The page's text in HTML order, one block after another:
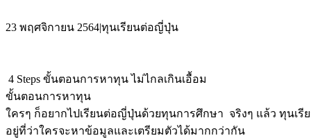
23 พฤศจิกายน 2564|ทุนเรียนต่อญี่ปุ่น
4 Steps ขั้นตอนการหาทุน ไม่ไกลเกินเอื้อม
ขั้นตอนการหาทุน
ใครๆ ก็อยากไปเรียนต่อญี่ปุ่นด้วยทุนการศึกษา จริงๆ แล้ว ทุนเ
อยู่ที่ว่าใครจะหาข้อมูลและเตรียมตัวได้มากกว่ากัน